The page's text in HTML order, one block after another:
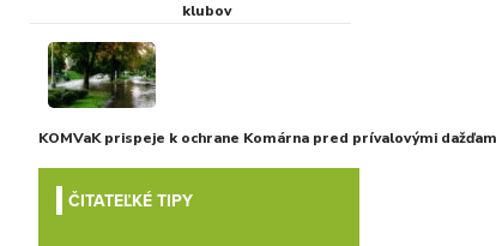
klubov
KOMVaK prispeje k ochrane Komárna pred prívalovými
ČITATEĽKÉ TIPY